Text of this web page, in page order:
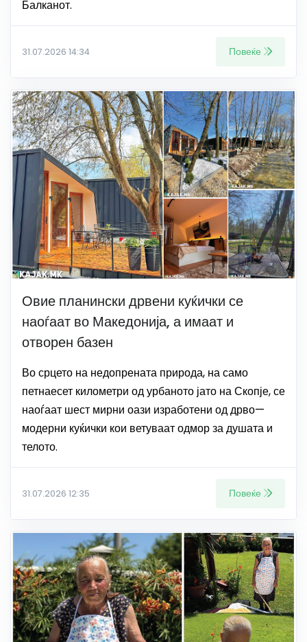
Балканот.
31.07.2026 14:34 Повеќе
Овие планински дрвени куќички се
наоѓаат во Македонија, а имаат и
отворен базен
Во срцето на недопрената природа, на само
петнаесет километри од урбаното јато на Скопје, се
наоѓаат шест мирни оази изработени од дрво—
модерни куќички кои ветуваат одмор за душата и
телото.
31.07.2026 12:35 Повеќе